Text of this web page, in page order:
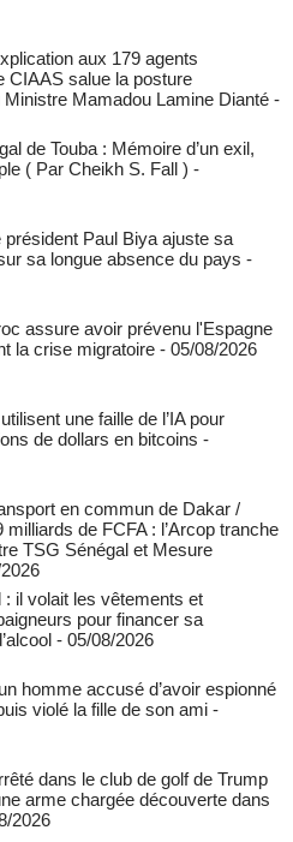
aux 179 agents
CIAAS salue la posture
Ministre Mamadou Lamine Dianté -
de Touba : Mémoire d’un exil,
( Par Cheikh S. Fall ) -
président Paul Biya ajuste sa
sa longue absence du pays -
assure avoir prévenu l'Espagne
la crise migratoire - 05/08/2026
une faille de l’IA pour
de dollars en bitcoins -
en commun de Dakar /
milliards de FCFA : l’Arcop tranche
TSG Sénégal et Mesure
: il volait les vêtements et
pour financer sa
- 05/08/2026
homme accusé d’avoir espionné
violé la fille de son ami -
dans le club de golf de Trump
arme chargée découverte dans
2026